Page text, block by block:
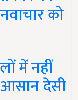
को
में नहीं
देसी